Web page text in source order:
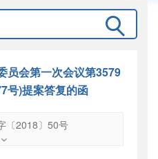
员会第一次会议第3579
号)提案答复的函
〔2018〕50号
〕50号